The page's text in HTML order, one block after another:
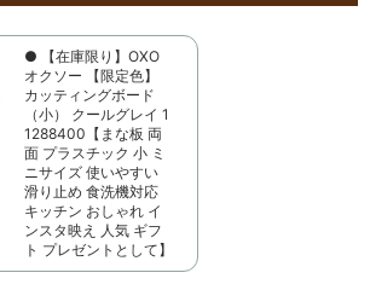
● 【在庫限り】OXO
オクソー 【限定色】
カッティングボード
（小） クールグレイ 1
1288400【まな板 両
面 プラスチック 小 ミ
ニサイズ 使いやすい
滑り止め 食洗機対応
キッチン おしゃれ イ
ンスタ映え 人気 ギフ
ト プレゼントとして】